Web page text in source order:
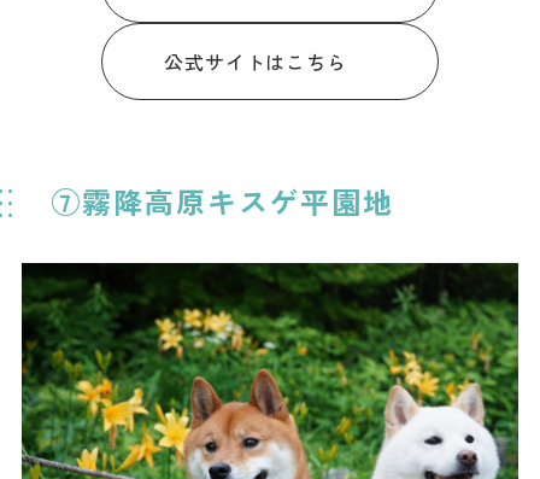
公式サイトはこちら
⑦霧降高原キスゲ平園地